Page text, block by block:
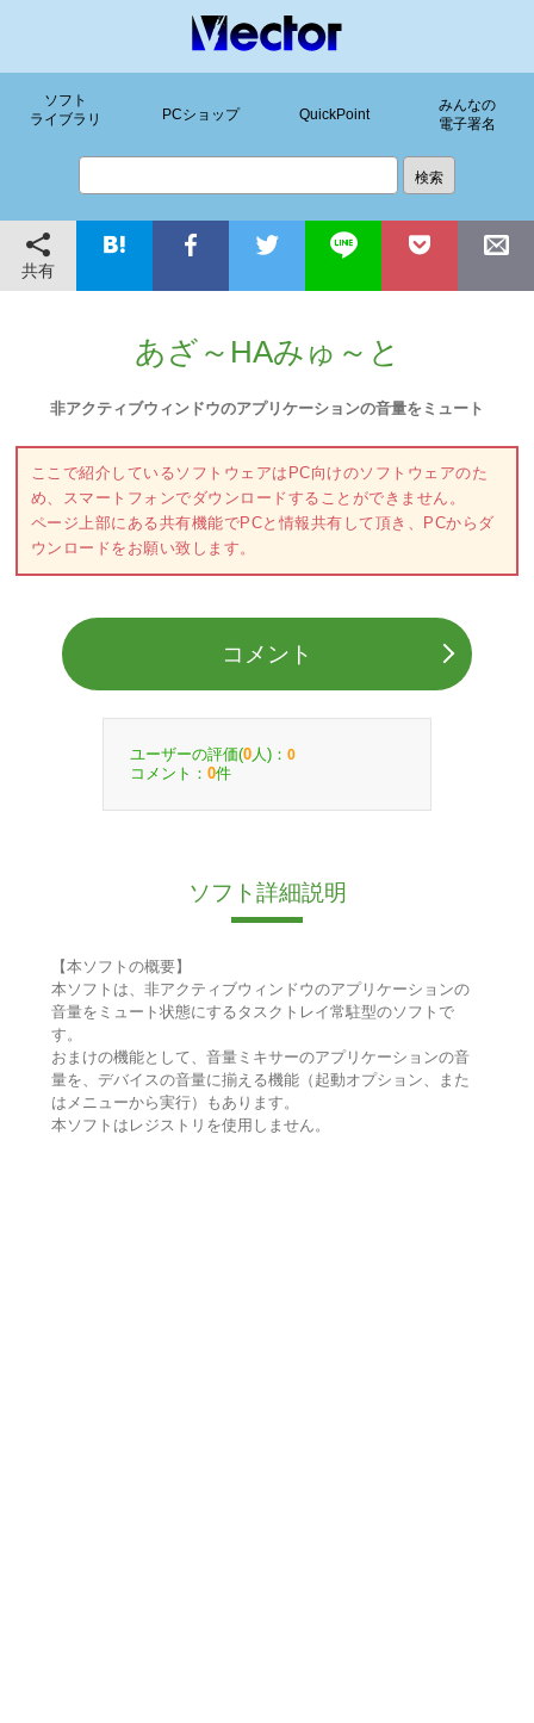
ソフト
ライブラリ
PCショップ QuickPoint
みんなの
電子署名
共有
あざ～HAみゅ～と
非アクティブウィンドウのアプリケーションの音量をミュート
ここで紹介しているソフトウェアはPC向けのソフトウェアのた
め、スマートフォンでダウンロードすることができません。
ページ上部にある共有機能でPCと情報共有して頂き、PCからダ
ウンロードをお願い致します。
コメント
ユーザーの評価(0 人)： 0
コメント： 0件
ソフト詳細説明
【本ソフトの概要】
本ソフトは、非アクティブウィンドウのアプリケーションの
音量をミュート状態にするタスクトレイ常駐型のソフトで
す。
おまけの機能として、音量ミキサーのアプリケーションの音
量を、デバイスの音量に揃える機能（起動オプション、また
はメニューから実行）もあります。
本ソフトはレジストリを使用しません。